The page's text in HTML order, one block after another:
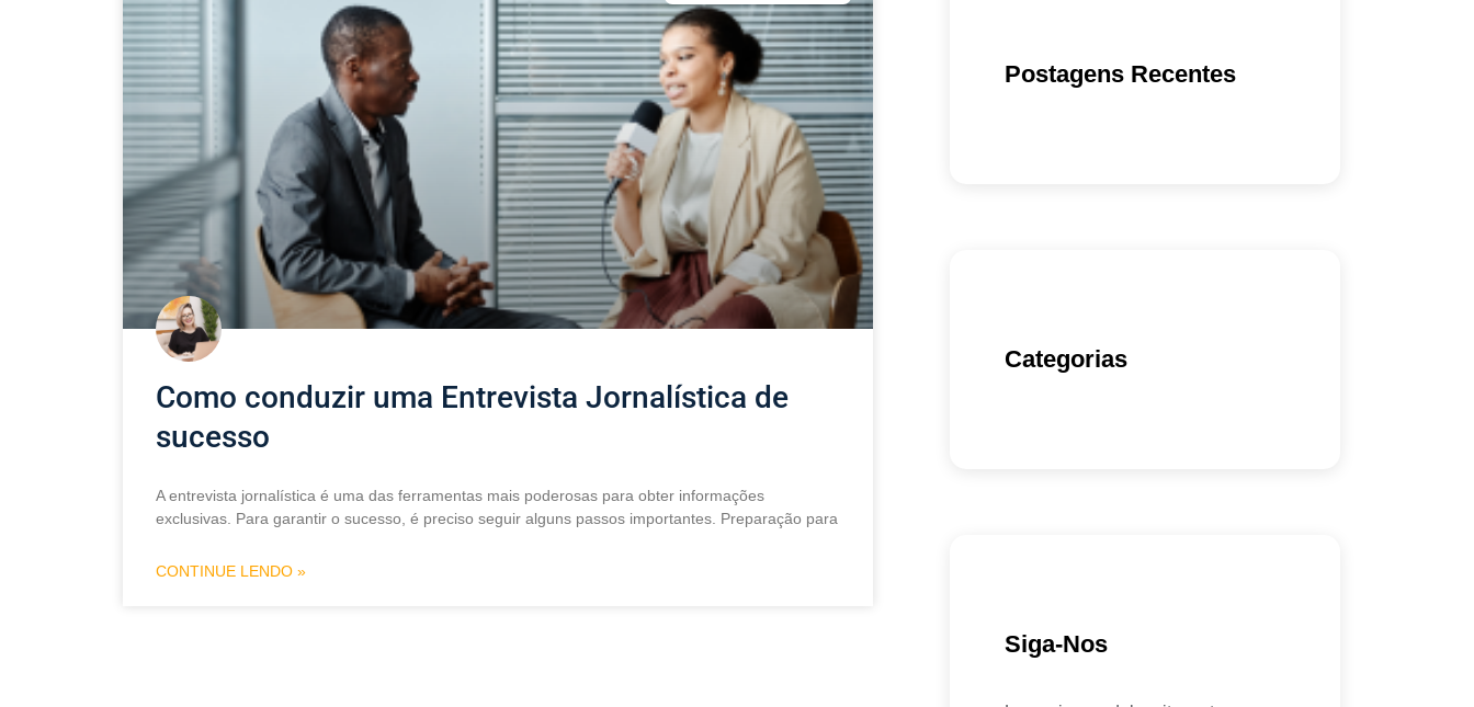
Como conduzir uma Entrevista Jornalística de
sucesso
A entrevista jornalística é uma das ferramentas mais poderosas para obter informações
exclusivas. Para garantir o sucesso, é preciso seguir alguns passos importantes. Preparação para
CONTINUE LENDO »
Postagens Recentes
Categorias
Siga-Nos